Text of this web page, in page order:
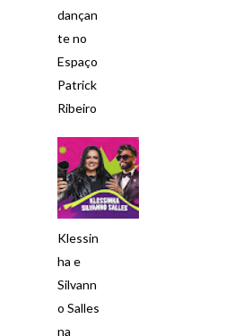
dançan
te no
Espaço
Patrick
Ribeiro
Klessin
ha e
Silvann
o Salles
na